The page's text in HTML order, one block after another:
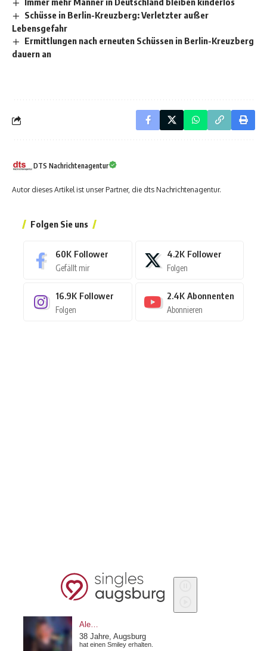
Schüsse in Berlin-Kreuzberg: Verletzter außer
Lebensgefahr
Ermittlungen nach erneuten Schüssen in Berlin-Kreuzberg
dauern an
DTS Nachrichtenagentur
Autor dieses Artikel ist unser Partner, die dts Nachrichtenagentur.
Folgen Sie uns
60K Follower
Gefällt mir
4.2K Follower
Folgen
16.9K Follower
Folgen
2.4K Abonnenten
Abonnieren